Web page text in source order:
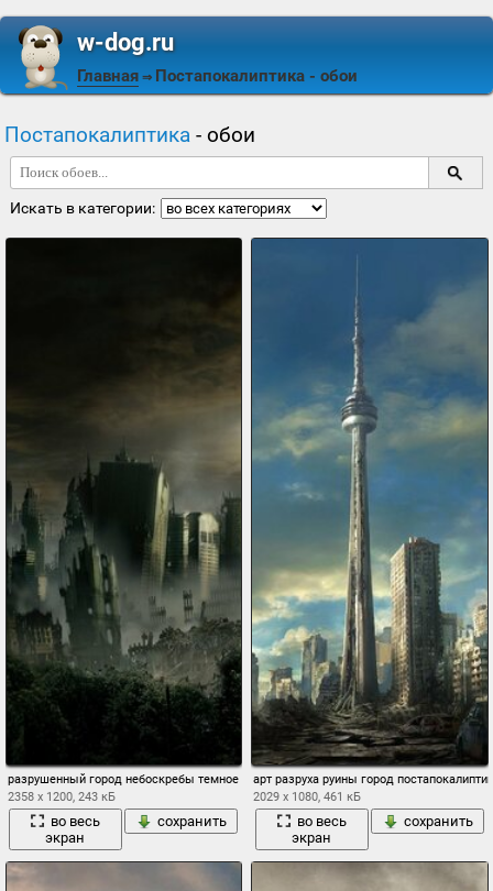
w-dog.ru
Главная ⇒ Постапокалиптика - обои
Постапокалиптика - обои
Искать в категории:
разрушенный город небоскребы темное небо постапокалиптика
2358 x 1200, 243 кБ
во весь
экран
сохранить
арт разруха руины город
2029 x 1080, 461 кБ
во весь
экран
сохранить